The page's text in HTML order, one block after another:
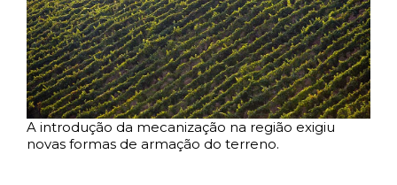
A introdução da mecanização na região exigiu
novas formas de armação do terreno.